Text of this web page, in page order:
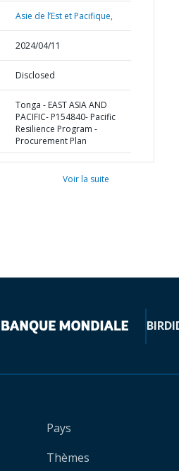
Asie de l’Est et Pacifique,
2024/04/11
Disclosed
Tonga - EAST ASIA AND
PACIFIC- P154840- Pacific
Resilience Program -
Procurement Plan
Voir la suite
BIRD
Pays
Thèmes